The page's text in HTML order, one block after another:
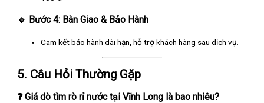
🔹 Bước 4: Bàn Giao & Bảo Hành
Cam kết bảo hành dài hạn, hỗ trợ khách hàng sau dịch vụ.
5. Câu Hỏi Thường Gặp
❓Giá dò tìm rò rỉ nước tại Vĩnh Long là bao nhiêu?